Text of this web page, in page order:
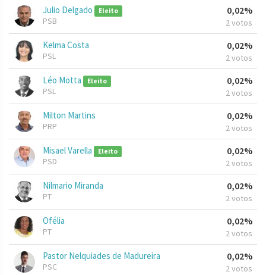
Julio Delgado Eleito
PSB
0,02%
2 votos
Kelma Costa
PSL
0,02%
2 votos
Léo Motta Eleito
PSL
0,02%
2 votos
Milton Martins
PRP
0,02%
2 votos
Misael Varella Eleito
PSD
0,02%
2 votos
Nilmario Miranda
PT
0,02%
2 votos
Ofélia
PT
0,02%
2 votos
Pastor Nelquiades de Madureira
PSC
0,02%
2 votos